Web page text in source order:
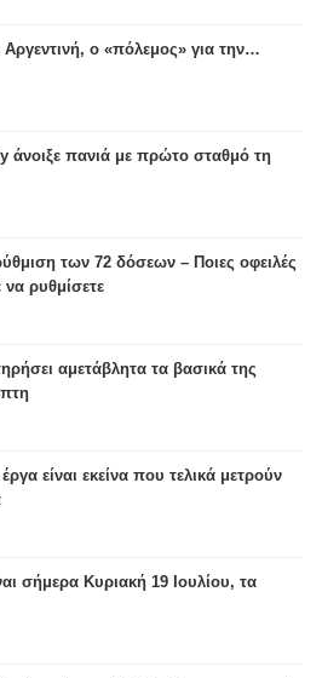
ο «πόλεμος» για την…
άνοιξε πανιά με πρώτο σταθμό τη
των 72 δόσεων – Ποιες οφειλές
ρυθμίσετε
αμετάβλητα τα βασικά της
είναι εκείνα που τελικά μετρούν
σήμερα Κυριακή 19 Ιουλίου, τα